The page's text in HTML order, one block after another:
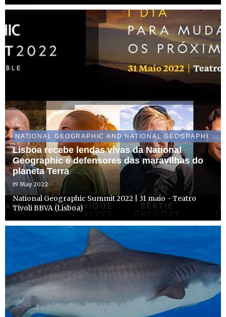
NATIONAL GEOGRAPHIC AND NATIONAL GEOGRAPHIC WILD
Lisboa recebe lendas vivas da National
Geographic e defensores das maravilhas do
planeta Terra
19 May 2022
National Geographic Summit 2022 | 31 maio - Teatro
Tivoli BBVA (Lisboa)